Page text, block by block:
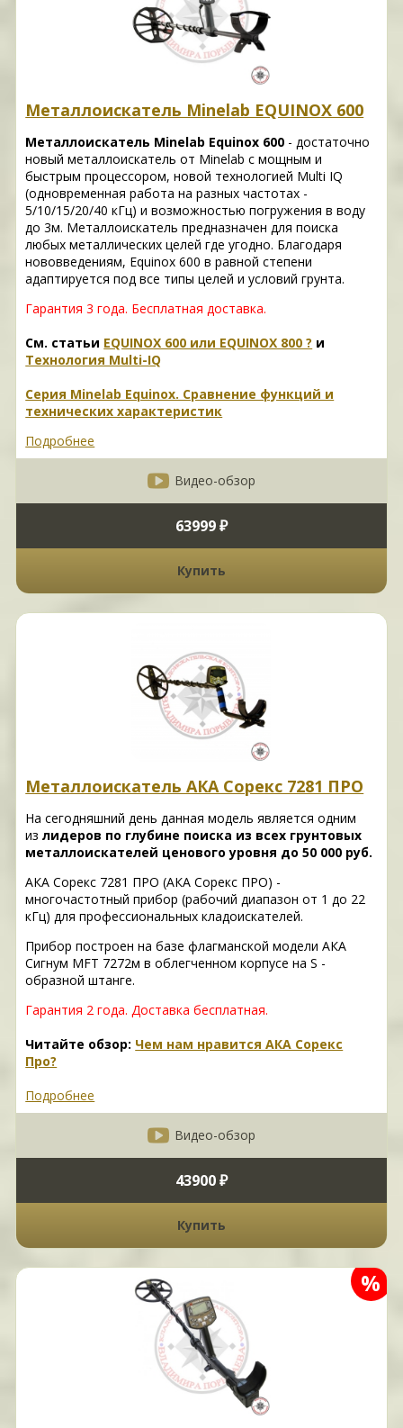
Металлоискатель Minelab EQUINOX 600
Металлоискатель Minelab Equinox 600 - достаточно
новый металлоискатель от Minelab с мощным и
быстрым процессором, новой технологией Multi IQ
(одновременная работа на разных частотах -
5/10/15/20/40 кГц) и возможностью погружения в воду
до 3м. Металлоискатель предназначен для поиска
любых металлических целей где угодно. Благодаря
нововведениям, Equinox 600 в равной степени
адаптируется под все типы целей и условий грунта.
Гарантия 3 года. Бесплатная доставка.
См. статьи EQUINOX 600 или EQUINOX 800 ? и
Технология Multi-IQ
Серия Minelab Equinox. Сравнение функций и
технических характеристик
Подробнее
Видео-обзор
63999 ₽
Купить
Металлоискатель АКА Сорекс 7281 ПРО
На сегодняшний день данная модель является одним
из лидеров по глубине поиска из всех грунтовых
металлоискателей ценового уровня до 50 000 руб.
АКА Сорекс 7281 ПРО (АКА Сорекс ПРО) -
многочастотный прибор (рабочий диапазон от 1 до 22
кГц) для профессиональных кладоискателей.
Прибор построен на базе флагманской модели АКА
Сигнум MFT 7272м в облегченном корпусе на S -
образной штанге.
Гарантия 2 года. Доставка бесплатная.
Читайте обзор: Чем нам нравится АКА Сорекс
Про?
Подробнее
Видео-обзор
43900 ₽
Купить
%